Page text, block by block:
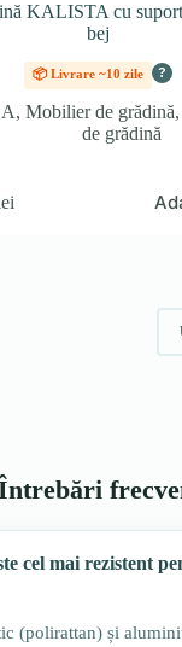
KALISTA cu
bej
📦 Livrare ~10 zile ?
, Mobilier de grădină,
de grădină
cel mai rezistent
(polirattan) și